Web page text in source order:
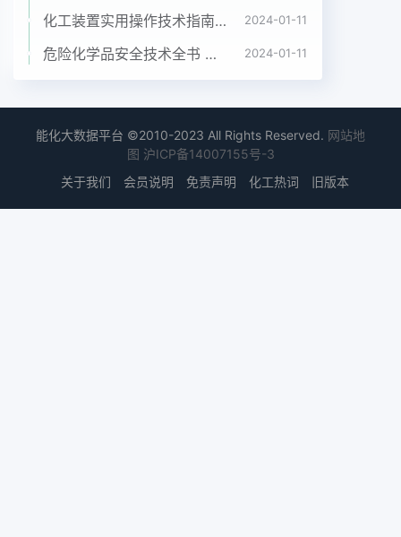
化工装置实用操作技术指南 韩文光2001年化学工业出版社 2024-01-11
危险化学品安全技术全书 第三版 增补卷 2024-01-11
能化大数据平台 ©2010-2023 All Rights Reserved. 网站地
图 沪ICP备14007155号-3
关于我们
会员说明 免责声明 化工热词 旧版本